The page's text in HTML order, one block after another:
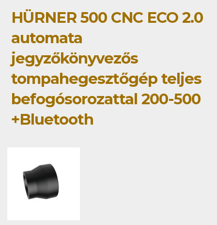
HÜRNER 500 CNC ECO 2.0
automata
jegyzőkönyvezős
tompahegesztőgép teljes
befogósorozattal 200-500
+Bluetooth